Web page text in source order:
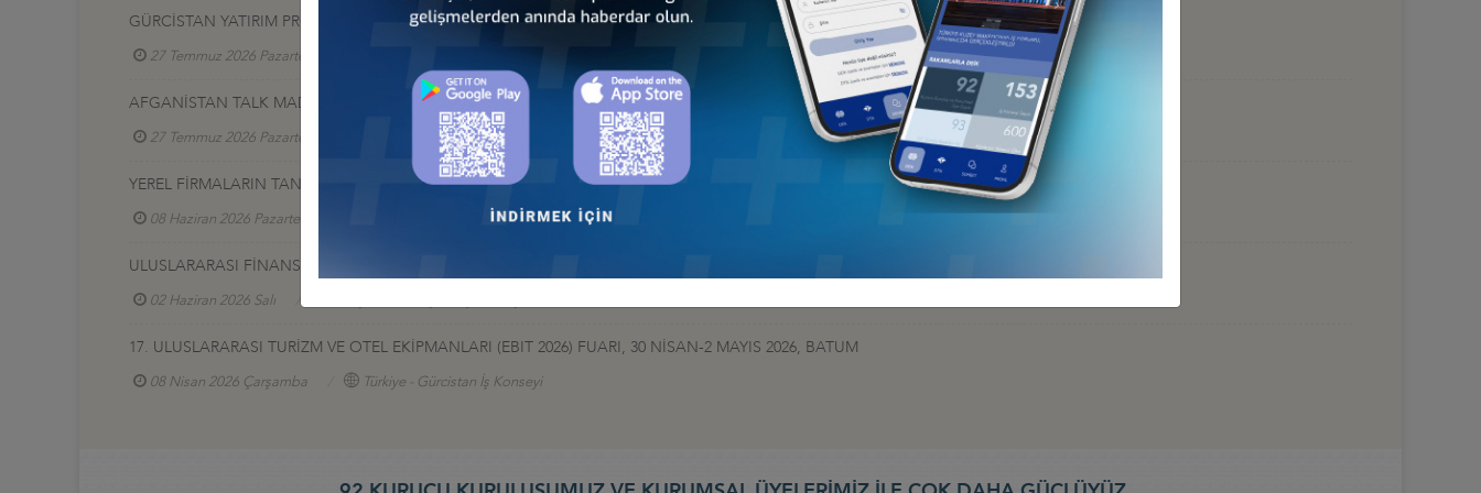
GÜRCİSTAN YATIRIM PROJELERİ HK.
27 Temmuz 2026 Pazartesi Türkiye - Gürcistan İş Konseyi
AFGANİSTAN TALK MADEN SAHASI GELİŞTİRME İHALESİ HK
27 Temmuz 2026 Pazartesi Türkiye - Afganistan İş Konseyi
YEREL FİRMALARIN TANITIM SERGİSİ, 17-20 HAZİRAN 2026, BAKÜ
08 Haziran 2026 Pazartesi Türkiye - Azerbaycan İş Konseyi
ULUSLARARASI FİNANS VE BANKACILIK ZİRVESİ 2026: TÜRK DEVLETLERİNİN KÜRESELFİNANSAL ENTEGRASYONU, 9-10 HAZİRAN 2026, BAKÜ
02 Haziran 2026 Salı
17. ULUSLARARASI TURİZM VE OTEL EKİPMANLARI (EBIT 2026) FUARI, 30 NİSAN-2 MAYIS 2026, BATUM
08 Nisan 2026 Çarşamba Türkiye - Gürcistan İş Konseyi